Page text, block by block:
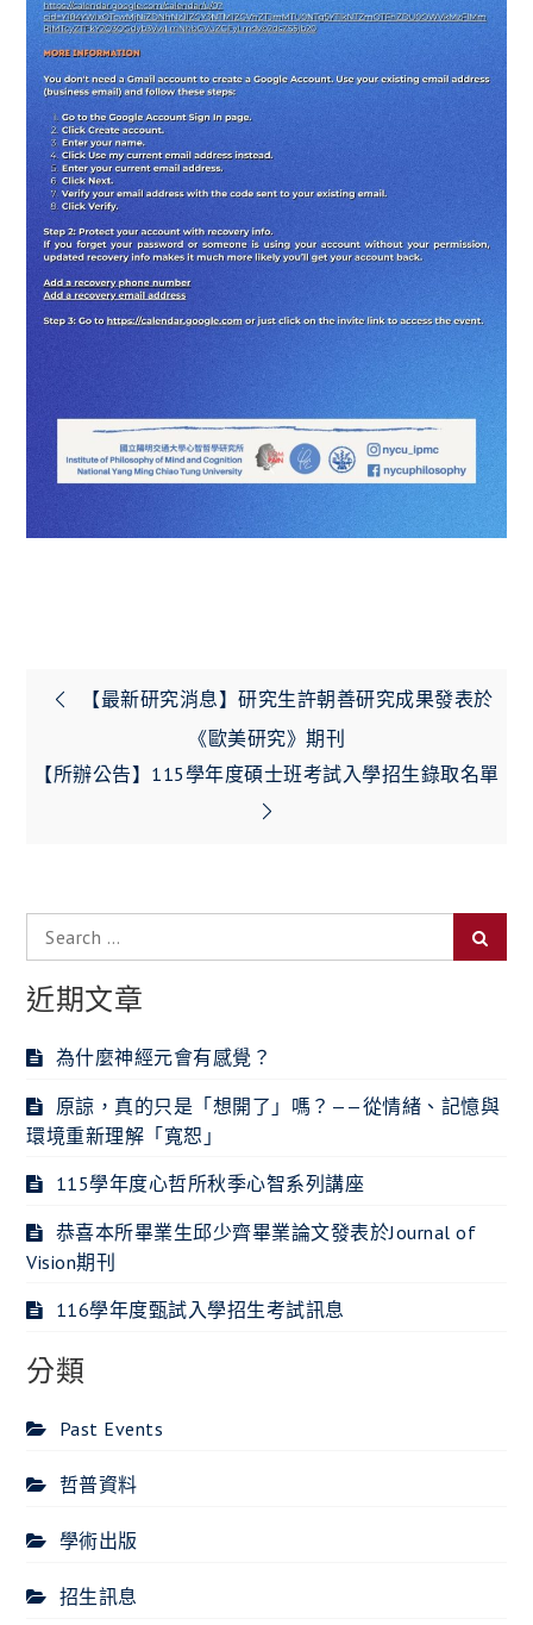
文
章
導
【最新研究消息】研究生許朝善研究成果發表於
《歐美研究》期刊
【所辦公告】115學年度碩士班考試入學招生錄取名單
Search
for:
近期文章
為什麼神經元會有感覺？
原諒，真的只是「想開了」嗎？——從情緒、記憶與
環境重新理解「寬恕」
115學年度心哲所秋季心智系列講座
恭喜本所畢業生邱少齊畢業論文發表於Journal of
Vision期刊
116學年度甄試入學招生考試訊息
分類
Past Events
哲普資料
學術出版
招生訊息